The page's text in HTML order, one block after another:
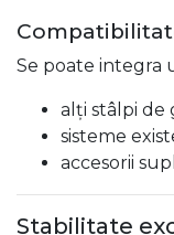
Se poate integra
alți stâlpi de
sisteme
accesorii
Stabilitate